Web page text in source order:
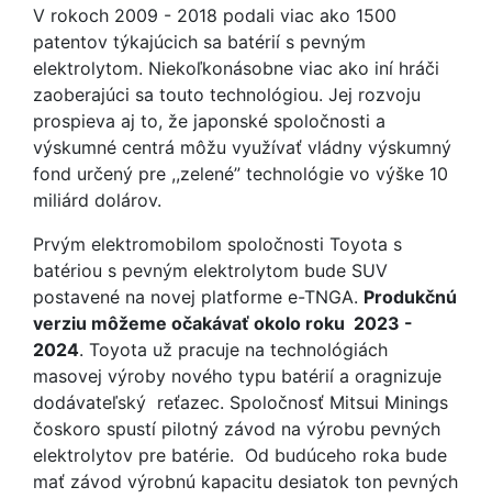
V rokoch 2009 - 2018 podali viac ako 1500
patentov týkajúcich sa batérií s pevným
elektrolytom. Niekoľkonásobne viac ako iní hráči
zaoberajúci sa touto technológiou. Jej rozvoju
prospieva aj to, že japonské spoločnosti a
výskumné centrá môžu využívať vládny výskumný
fond určený pre ,,zelené” technológie vo výške 10
miliárd dolárov.
Prvým elektromobilom spoločnosti Toyota s
batériou s pevným elektrolytom bude SUV
postavené na novej platforme e-TNGA. Produkčnú
verziu môžeme očakávať okolo roku 2023 -
2024. Toyota už pracuje na technológiách
masovej výroby nového typu batérií a oragnizuje
dodávateľský reťazec. Spoločnosť Mitsui Minings
čoskoro spustí pilotný závod na výrobu pevných
elektrolytov pre batérie. Od budúceho roka bude
mať závod výrobnú kapacitu desiatok ton pevných